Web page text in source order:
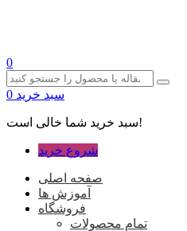
0
سبد خرید 0
سبد خرید شما خالی است!
شروع خرید
صفحه اصلی
آموزش ها
فروشگاه
تمام محصولات